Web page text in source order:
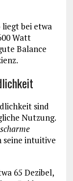
bei etwa
Watt
Balance
sind
Nutzung.
seine intuitive
65 Dezibel,